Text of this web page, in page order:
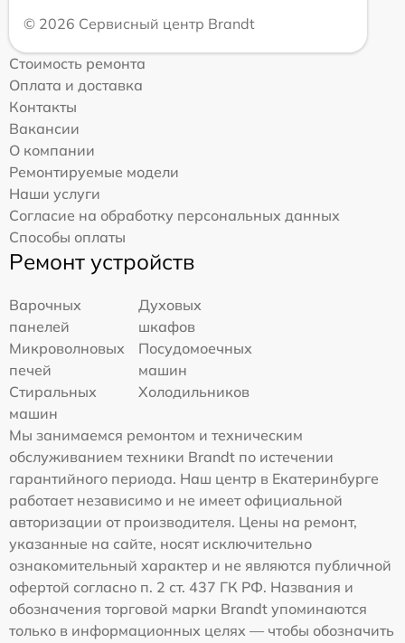
© 2026 Сервисный центр Brandt
Стоимость ремонта
Оплата и доставка
Контакты
Вакансии
О компании
Ремонтируемые модели
Наши услуги
Согласие на обработку персональных данных
Способы оплаты
Ремонт устройств
Варочных
панелей
Духовых
шкафов
Микроволновых
печей
Посудомоечных
машин
Стиральных
машин
Холодильников
Мы занимаемся ремонтом и техническим
обслуживанием техники Brandt по истечении
гарантийного периода. Наш центр в Екатеринбурге
работает независимо и не имеет официальной
авторизации от производителя. Цены на ремонт,
указанные на сайте, носят исключительно
ознакомительный характер и не являются публичной
офертой согласно п. 2 ст. 437 ГК РФ. Названия и
обозначения торговой марки Brandt упоминаются
только в информационных целях — чтобы обозначить